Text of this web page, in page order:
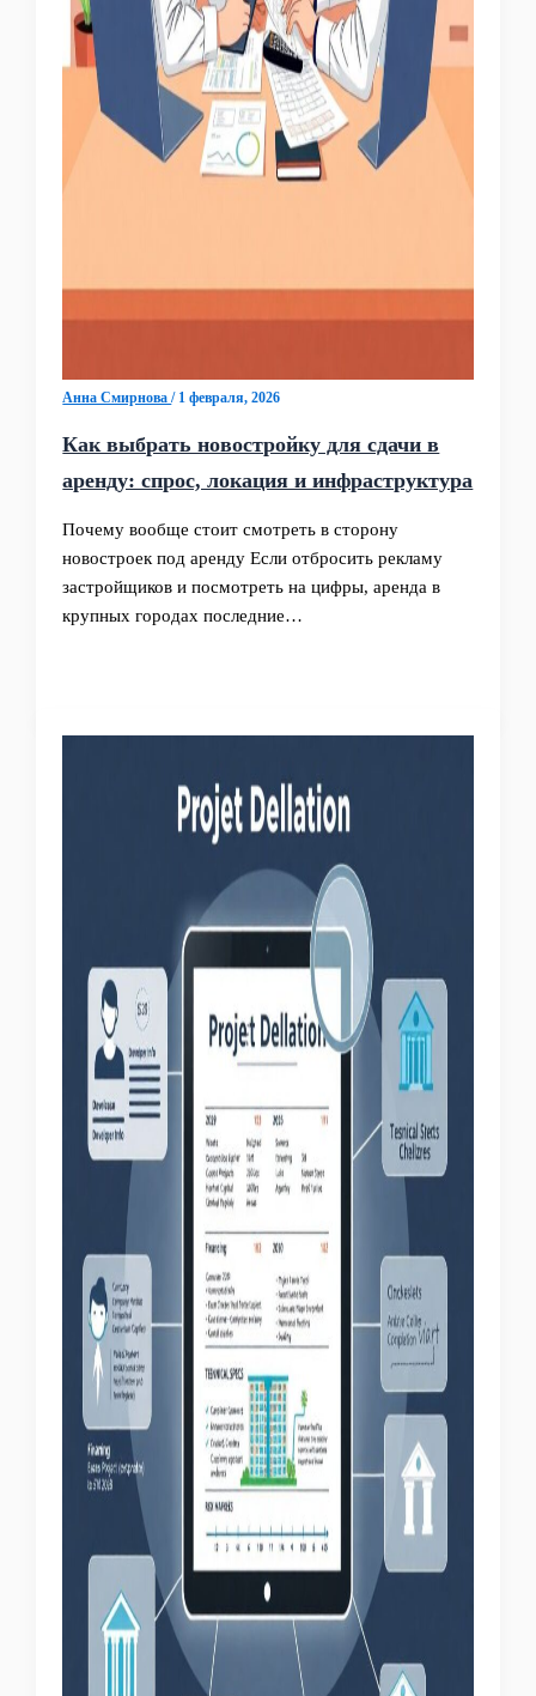
Анна Смирнова/ 1 февраля, 2026
Как выбрать новостройку для сдачи в
аренду: спрос, локация и инфраструктура
Почему вообще стоит смотреть в сторону
новостроек под аренду Если отбросить рекламу
застройщиков и посмотреть на цифры, аренда в
крупных городах последние…